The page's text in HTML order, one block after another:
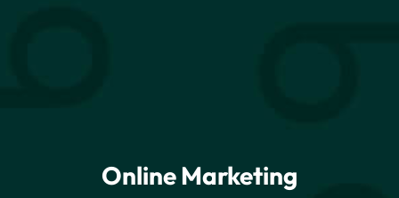
Online Marketing